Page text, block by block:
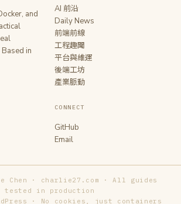
and
in
AI 前沿
Daily News
前端前線
工程趣聞
平台與維運
後端工坊
產業脈動
CONNECT
GitHub
Email
Chen · charlie27.com · All guides
tested in production
· No cookies, just containers